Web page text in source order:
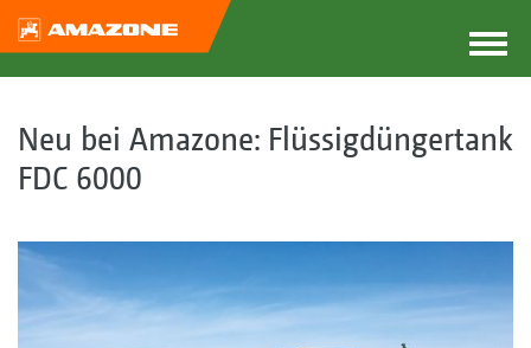
Neu bei Amazone: Flüssigdüngertank
FDC 6000